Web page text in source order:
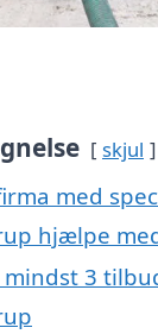
skjul
med
hjælpe
3